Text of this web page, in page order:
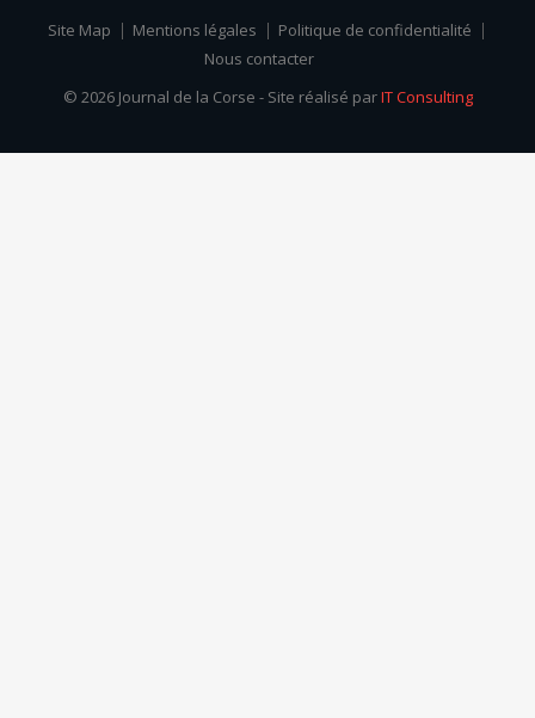
Site Map Mentions légales
Politique de confidentialité
Nous contacter
© 2026 Journal de la Corse - Site réalisé parIT Consulting